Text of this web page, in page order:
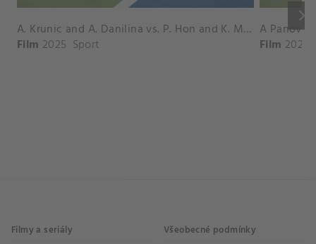
keyboard_arrow_right
A. Krunic and A. Danilina vs. P. Hon and K. Muchova Match Highlights - BEIJING_Capital Group Diamond ( October 02, 2025)
Film 2025 Sport Film 2026
Filmy a seriály Všeobecné podmínky